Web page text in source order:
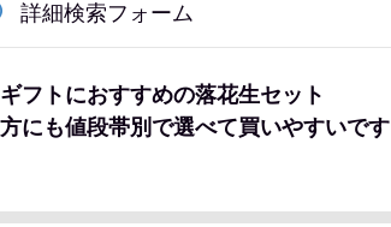
詳細検索フォーム
フトにおすすめの落花生セット
にも値段帯別で選べて買いやすいです